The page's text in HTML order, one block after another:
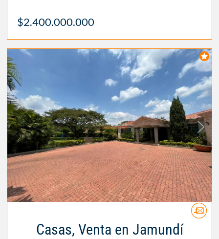
$2.400.000.000
Casas, Venta en Jamundí